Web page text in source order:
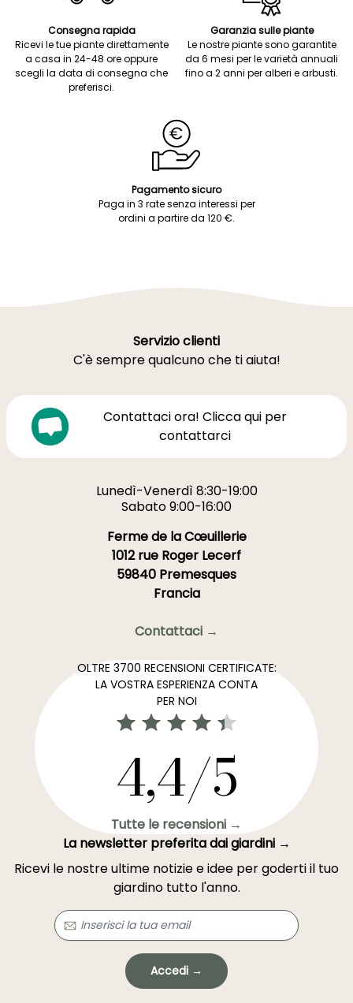
Consegna rapida
Ricevi le tue piante direttamente
a casa in 24-48 ore oppure
scegli la data di consegna che
preferisci.
Garanzia sulle piante
Le nostre piante sono garantite
da 6 mesi per le varietà annuali
fino a 2 anni per alberi e arbusti.
Pagamento sicuro
Paga in 3 rate senza interessi per
ordini a partire da 120 €.
Servizio clienti
C'è sempre qualcuno che ti aiuta!
Contattaci ora! Clicca qui per
contattarci
Lunedì-Venerdì 8:30-19:00
Sabato 9:00-16:00
Ferme de la Cœuillerie
1012 rue Roger Lecerf
59840 Premesques
Francia
Contattaci →
OLTRE 3700 RECENSIONI CERTIFICATE:
LA VOSTRA ESPERIENZA CONTA
PER NOI
4,4/5
Tutte le recensioni →
La newsletter preferita dai giardini →
Ricevi le nostre ultime notizie e idee per goderti il tuo
giardino tutto l'anno.
Accedi →